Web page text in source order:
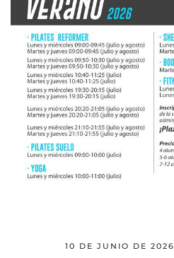
10 DE JUNIO DE 2026